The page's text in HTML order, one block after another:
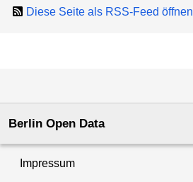
Diese Seite als RSS-Feed öffnen
Berlin Open Data
Impressum